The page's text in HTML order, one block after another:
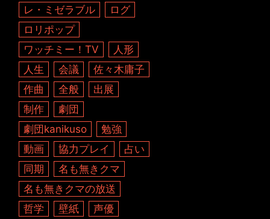
レ・ミゼラブル
ログ
ロリポップ
ワッチミー！TV
人形
人生
会議
佐々木庸子
作曲
全般
出展
制作
劇団
劇団kanikuso
勉強
動画
協力プレイ
占い
同期
名も無きクマ
名も無きクマの放送
哲学
壁紙
声優